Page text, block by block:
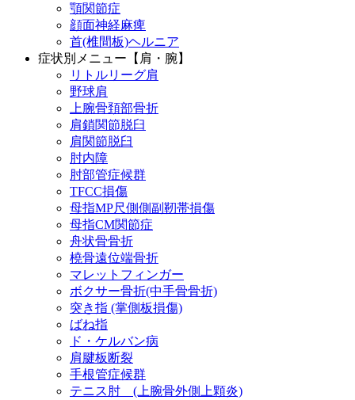
顎関節症
顔面神経麻痺
首(椎間板)ヘルニア
症状別メニュー【肩・腕】
リトルリーグ肩
野球肩
上腕骨頚部骨折
肩鎖関節脱臼
肩関節脱臼
肘内障
肘部管症候群
TFCC損傷
母指MP尺側側副靭帯損傷
母指CM関節症
舟状骨骨折
橈骨遠位端骨折
マレットフィンガー
ボクサー骨折(中手骨骨折)
突き指 (掌側板損傷)
ばね指
ド・ケルバン病
肩腱板断裂
手根管症候群
テニス肘 (上腕骨外側上顆炎)